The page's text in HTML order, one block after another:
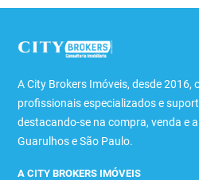
A City Brokers Imóveis, desde 2016,
profissionais especializados e
destacando-se na compra, venda e
Guarulhos e São Paulo.
A CITY BROKERS IMÓVEIS